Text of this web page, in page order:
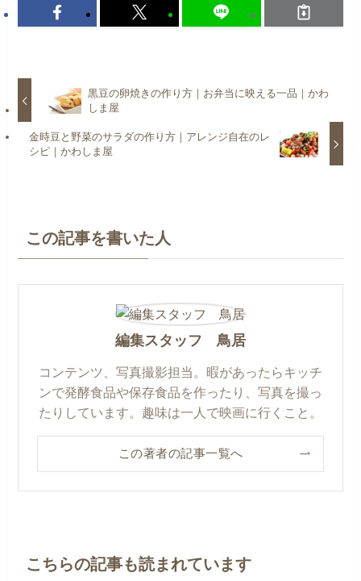
黒豆の卵焼きの作り方｜お弁当に映える一品｜かわ
しま屋
金時豆と野菜のサラダの作り方｜アレンジ自在のレ
シピ｜かわしま屋
この記事を書いた人
編集スタッフ 鳥居
コンテンツ、写真撮影担当。暇があったらキッチ
ンで発酵食品や保存食品を作ったり、写真を撮っ
たりしています。趣味は一人で映画に行くこと。
この著者の記事一覧へ
こちらの記事も読まれています